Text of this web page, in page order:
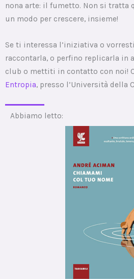
nona arte: il fumetto. Non si tratta
un modo per crescere, insieme!
Se ti interessa l’iniziativa o
raccontarla, o perfino replicarla
club o mettiti in contatto con noi!
Entropia, presso l’Università della
Abbiamo letto: